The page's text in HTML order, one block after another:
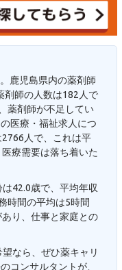
鹿児島県内の薬剤師
剤師の人数は182人で
薬剤師が不足してい
医療・福祉求人につ
人で、これは平
療需要は落ち着いた
42.0歳で、平均年収
時間の平均は5時間
り、仕事と家庭との
なら、ぜひ薬キャリ
コンサルタントが、